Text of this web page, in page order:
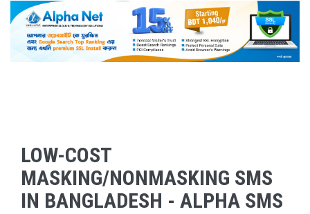
LOW-COST
MASKING/NONMASKING SMS
IN BANGLADESH - ALPHA SMS